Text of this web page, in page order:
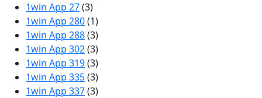
1win App 27(3)
1win App 280(1)
1win App 288(3)
1win App 302(3)
1win App 319(3)
1win App 335(3)
1win App 337(3)